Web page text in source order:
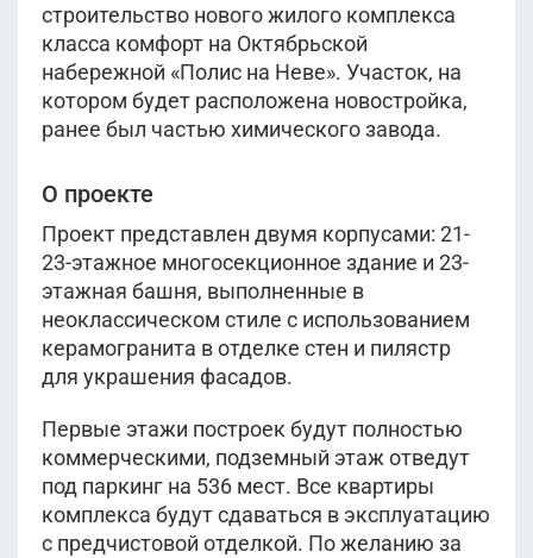
строительство нового жилого комплекса
класса комфорт на Октябрьской
набережной «Полис на Неве». Участок, на
котором будет расположена новостройка,
ранее был частью химического завода.
О проекте
Проект представлен двумя корпусами: 21-
23-этажное многосекционное здание и 23-
этажная башня, выполненные в
неоклассическом стиле с использованием
керамогранита в отделке стен и пилястр
для украшения фасадов.
Первые этажи построек будут полностью
коммерческими, подземный этаж отведут
под паркинг на 536 мест. Все квартиры
комплекса будут сдаваться в эксплуатацию
с предчистовой отделкой. По желанию за